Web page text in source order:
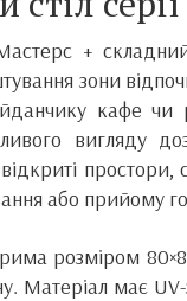
+
зони
кафе чи
вигляду
відкриті
або прийому
розміром
Матеріал має